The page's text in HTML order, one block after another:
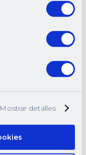
Mostrar detalles
e